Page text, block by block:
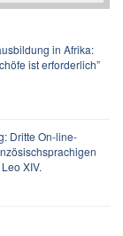
in Afrika:
ist erforderlich”
Dritte On-line-
XIV.